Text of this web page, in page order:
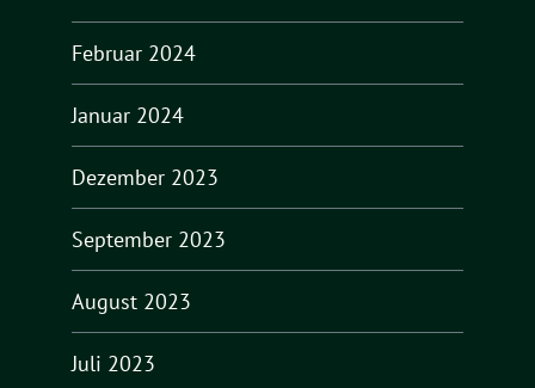
Februar 2024
Januar 2024
Dezember 2023
September 2023
August 2023
Juli 2023